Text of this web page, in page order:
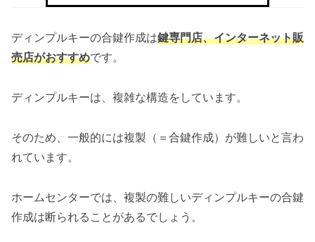
ディンプルキーの合鍵作成は鍵専門店、インターネット販
売店がおすすめです。
ディンプルキーは、複雑な構造をしています。
そのため、一般的には複製（＝合鍵作成）が難しいと言わ
れています。
ホームセンターでは、複製の難しいディンプルキーの合鍵
作成は断られることがあるでしょう。